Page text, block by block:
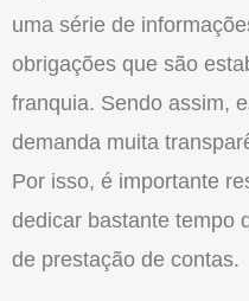
uma série de
obrigações que são
franquia. Sendo assim,
demanda muita
Por isso, é importante
dedicar bastante tempo
de prestação de contas.